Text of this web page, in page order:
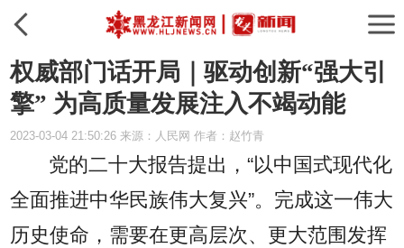
权威部门话开局｜驱动创新“强大引
擎” 为高质量发展注入不竭动能
2023-03-04 21:50:26 来源：人民网 作者：赵竹青
党的二十大报告提出，“以中国式现代化
全面推进中华民族伟大复兴”。完成这一伟大
历史使命，需要在更高层次、更大范围发挥